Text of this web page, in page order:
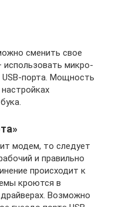
сменить свое
использовать микро-
порта. Мощность
модем, то следует
и правильно
происходит к
кроются в
Возможно